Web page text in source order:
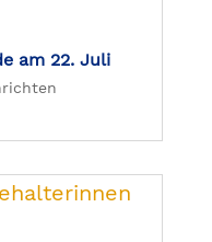
am 22. Juli